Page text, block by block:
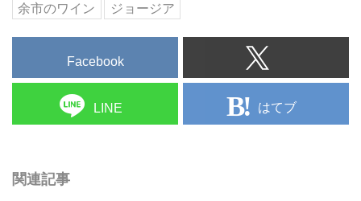
余市のワイン
ジョージア
Facebook
LINE はてブ
関連記事